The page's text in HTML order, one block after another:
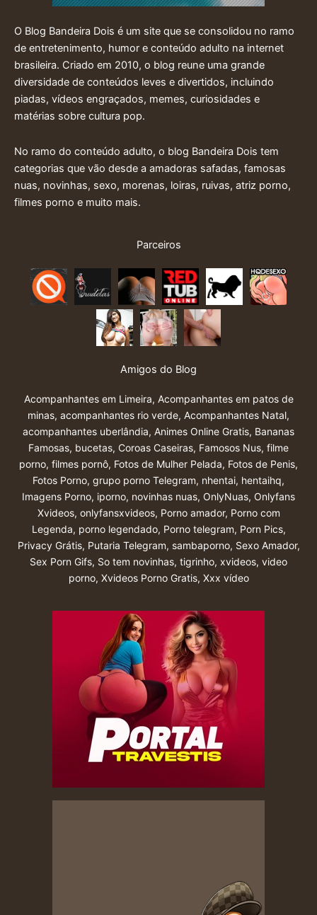
O Blog Bandeira Dois é um site que se consolidou no ramo
de entretenimento, humor e conteúdo adulto na internet
brasileira. Criado em 2010, o blog reune uma grande
diversidade de conteúdos leves e divertidos, incluindo
piadas, vídeos engraçados, memes, curiosidades e
matérias sobre cultura pop.
No ramo do conteúdo adulto, o blog Bandeira Dois tem
categorias que vão desde a amadoras safadas, famosas
nuas, novinhas, sexo, morenas, loiras, ruivas, atriz porno,
filmes porno e muito mais.
Parceiros
Amigos do Blog
Acompanhantes em Limeira, Acompanhantes em patos de
minas, acompanhantes rio verde, Acompanhantes Natal,
acompanhantes uberlândia, Animes Online Gratis, Bananas
Famosas, bucetas, Coroas Caseiras, Famosos Nus, filme
porno, filmes pornô, Fotos de Mulher Pelada, Fotos de Penis,
Fotos Porno, grupo porno Telegram, nhentai, hentaihq,
Imagens Porno, iporno, novinhas nuas, OnlyNuas, Onlyfans
Xvideos, onlyfansxvideos, Porno amador, Porno com
Legenda, porno legendado, Porno telegram, Porn Pics,
Privacy Grátis, Putaria Telegram, sambaporno, Sexo Amador,
Sex Porn Gifs, So tem novinhas, tigrinho, xvideos, video
porno, Xvideos Porno Gratis, Xxx vídeo